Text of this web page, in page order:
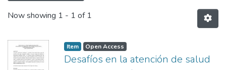
Now showing 1 - 1 of 1
Item Open Access
Desafíos en la atención de salud